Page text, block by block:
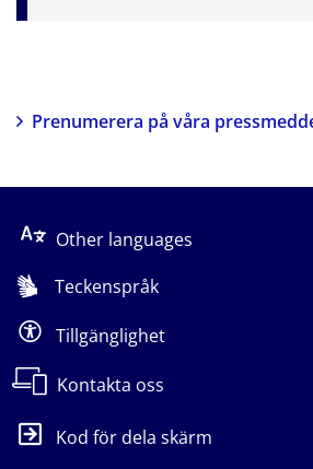
Prenumerera på våra
Other languages
Teckenspråk
Tillgänglighet
Kontakta oss
Kod för dela skärm